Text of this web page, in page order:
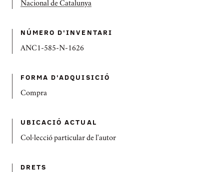
Nacional de Catalunya
NÚMERO D'INVENTARI
ANC1-585-N-1626
FORMA D'ADQUISICIÓ
Compra
UBICACIÓ ACTUAL
Col·lecció particular de l'autor
DRETS